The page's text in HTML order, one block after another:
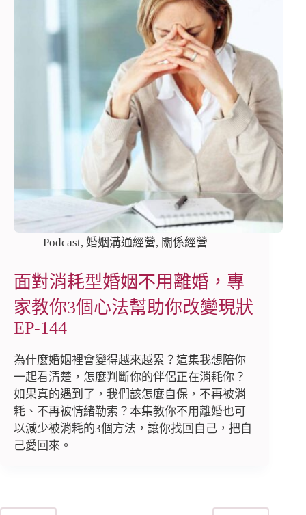
Podcast, 婚姻溝通經營, 關係經營
面對消耗型婚姻不用離婚，專
家教你3個心法幫助你改變現狀
EP-144
為什麼婚姻裡會變得越來越累？這集我想陪你
一起看清楚，怎麼判斷你的伴侶正在消耗你？
如果真的遇到了，我們該怎麼自保，不再被消
耗、不再被情緒勒索？本集教你不用離婚也可
以減少被消耗的3個方法，讓你找回自己，把自
己愛回來。